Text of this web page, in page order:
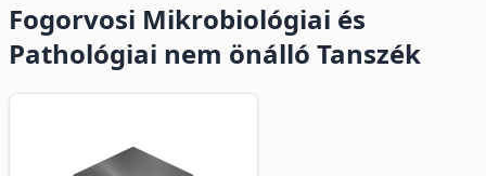
Fogorvosi Mikrobiológiai és
Pathológiai nem önálló Tanszék